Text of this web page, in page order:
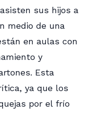
sus hijos a
medio de una
en aulas con
y
Esta
ya que los
por el frío